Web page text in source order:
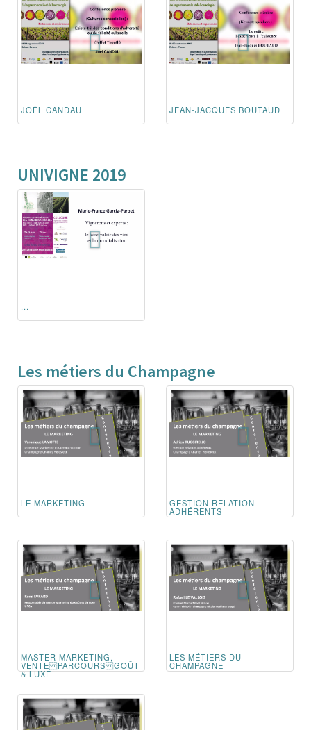
JOËL CANDAU JEAN-JACQUES BOUTAUD
UNIVIGNE 2019
...
Les métiers du Champagne
LE MARKETING GESTION RELATION
ADHÉRENTS
MASTER MARKETING,
VENTE PARCOURS GOÛT
& LUXE
LES MÉTIERS DU
CHAMPAGNE